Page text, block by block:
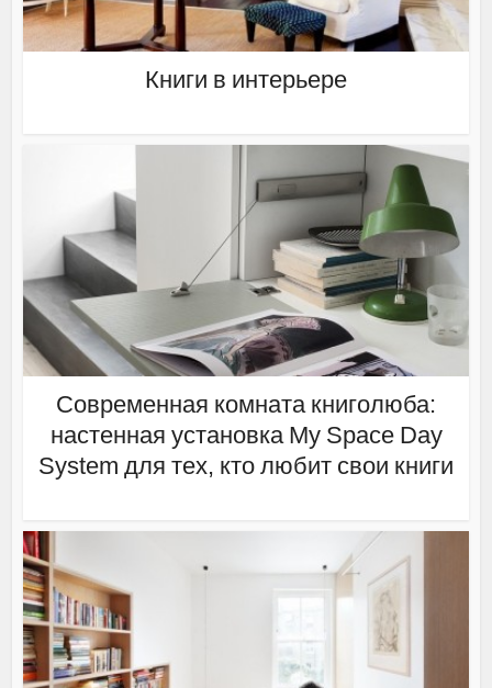
Книги в интерьере
Современная комната книголюба:
настенная установка My Space Day
System для тех, кто любит свои книги